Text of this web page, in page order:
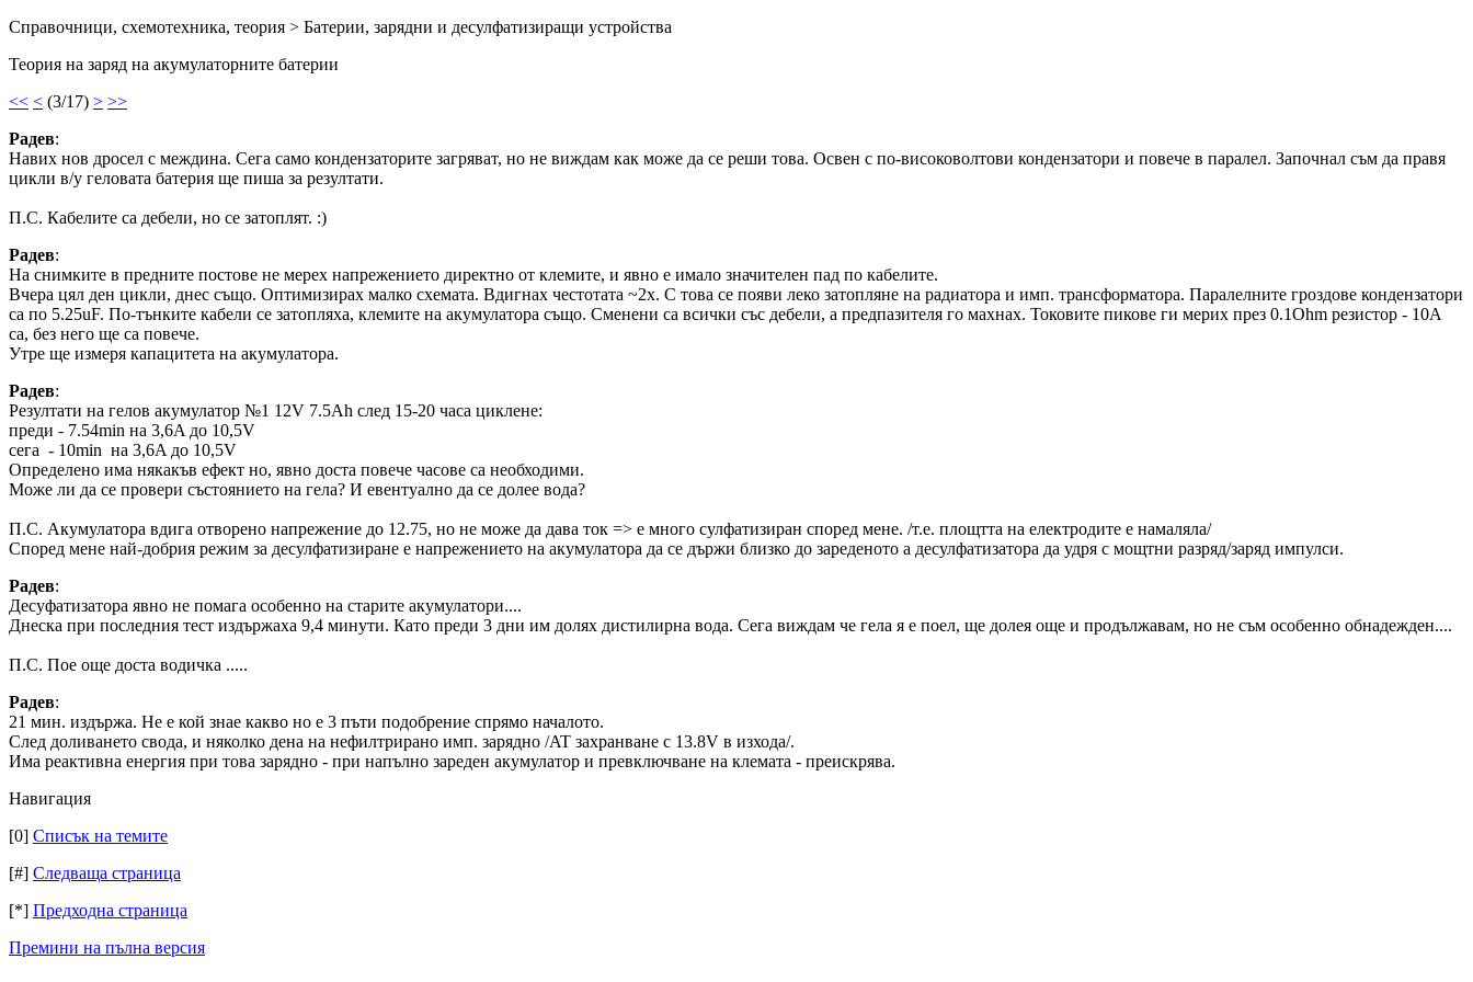
Справочници, схемотехника, теория > Батерии, зарядни и десулфатизиращи устройства
Теория на заряд на акумулаторните батерии
<< < (3/17) > >>
Радeв:
Навих нов дросел с междина. Сега само кондензаторите загряват, но не виждам как може да се реши това. Освен с по-високоволтови кондензатори и повече в паралел. Започнал съм да правя
цикли в/у геловата батерия ще пиша за резултати.
П.С. Кабелите са дебели, но се затоплят. :)
Радeв:
На снимките в предните постове не мерех напрежението директно от клемите, и явно е имало значителен пад по кабелите.
Вчера цял ден цикли, днес също. Оптимизирах малко схемата. Вдигнах честотата ~2x. С това се появи леко затопляне на радиатора и имп. трансформатора. Паралелните гроздове кондензатори
са по 5.25uF. По-тънките кабели се затопляха, клемите на акумулатора също. Сменени са всички със дебели, а предпазителя го махнах. Токовите пикове ги мерих през 0.1Ohm резистор - 10A
са, без него ще са повече.
Утре ще измеря капацитета на акумулатора.
Радeв:
Резултати на гелов акумулатор №1 12V 7.5Ah след 15-20 часа циклeне:
преди - 7.54min на 3,6A до 10,5V
сега - 10min на 3,6A до 10,5V
Определено има някакъв ефект но, явно доста повече часове са необходими.
Може ли да се провери състоянието на гела? И евентуално да се долее вода?
П.С. Акумулатора вдига отворено напрежение до 12.75, но не може да дава ток => е много сулфатизиран според мене. /т.е. площтта на електродите е намаляла/
Според мене най-добрия режим за десулфатизиране е напрежението на акумулатора да се държи близко до зареденото а десулфатизатора да удря с мощтни разряд/заряд импулси.
Радeв:
Десуфатизатора явно не помага особенно на старите акумулатори....
Днеска при последния тест издържаха 9,4 минути. Като преди 3 дни им долях дистилирна вода. Сега виждам че гела я е поел, ще долея още и продължавам, но не съм особенно обнадежден....
П.С. Пое още доста водичка .....
Радeв:
21 мин. издържа. Не е кой знае какво но е 3 пъти подобрение спрямо началото.
След доливането свода, и няколко дена на нефилтрирано имп. зарядно /AT захранване с 13.8V в изхода/.
Има реактивна енергия при това зарядно - при напълно зареден акумулатор и превключване на клемата - преискрява.
Навигация
[0] Списък на темите
[#] Следваща страница
[*] Предходна страница
Премини на пълна версия